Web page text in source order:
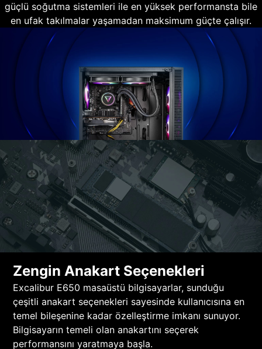
güçlü soğutma sistemleri ile en yüksek performansta bile
en ufak takılmalar yaşamadan maksimum güçte çalışır.
Zengin Anakart Seçenekleri
Excalibur E650 masaüstü bilgisayarlar, sunduğu
çeşitli anakart seçenekleri sayesinde kullanıcısına en
temel bileşenine kadar özelleştirme imkanı sunuyor.
Bilgisayarın temeli olan anakartını seçerek
performansını yaratmaya başla.